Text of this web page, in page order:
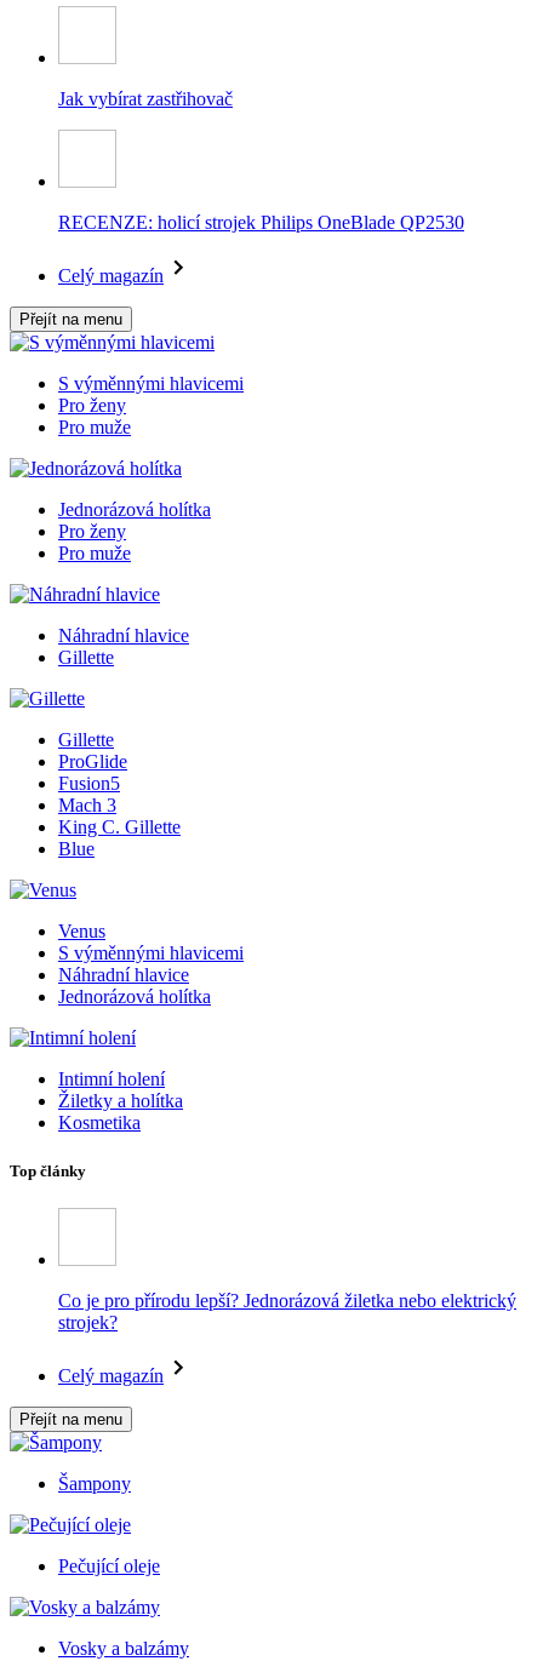
Jak vybírat zastřihovač
RECENZE: holicí strojek Philips OneBlade QP2530
Celý magazín
Přejít na menu
S výměnnými hlavicemi
Pro ženy
Pro muže
Jednorázová holítka
Pro ženy
Pro muže
Náhradní hlavice
Gillette
Gillette
ProGlide
Fusion5
Mach 3
King C. Gillette
Blue
Venus
S výměnnými hlavicemi
Náhradní hlavice
Jednorázová holítka
Intimní holení
Žiletky a holítka
Kosmetika
Top články
Co je pro přírodu lepší? Jednorázová žiletka nebo elektrický
strojek?
Celý magazín
Přejít na menu
Šampony
Pečující oleje
Vosky a balzámy